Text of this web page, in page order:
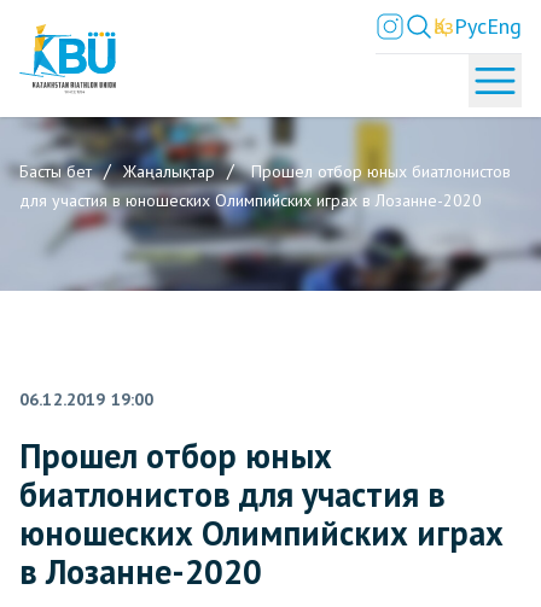
ҚазРусEng
Басты бет Жаңалықтар
Прошел отбор юных биатлонистов
для участия в юношеских Олимпийских играх в Лозанне-2020
06.12.2019 19:00
Прошел отбор юных
биатлонистов для участия в
юношеских Олимпийских играх
в Лозанне-2020